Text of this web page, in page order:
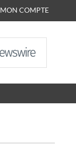
MON COMPTE